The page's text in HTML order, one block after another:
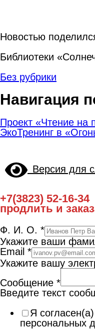
Новостью
Библиотеки
Без рубрики
Навигация
Проект «Чтение на
ЭкоТренинг в
Версия для
+7(3823) 52-16-34
продлить и
Ф. И. О. *
Укажите ваши
Email *
Укажите вашу
Сообщение *
Введите текст
Я
персональных